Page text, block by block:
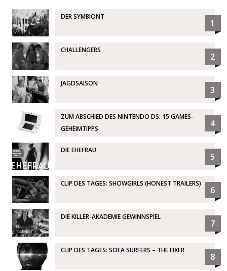
DER SYMBIONT
1
CHALLENGERS
2
JAGDSAISON
3
ZUM ABSCHIED DES NINTENDO DS: 15 GAMES-
GEHEIMTIPPS
4
DIE EHEFRAU
5
CLIP DES TAGES: SHOWGIRLS (HONEST TRAILERS)
6
DIE KILLER-AKADEMIE GEWINNSPIEL
7
CLIP DES TAGES: SOFA SURFERS – THE FIXER
8